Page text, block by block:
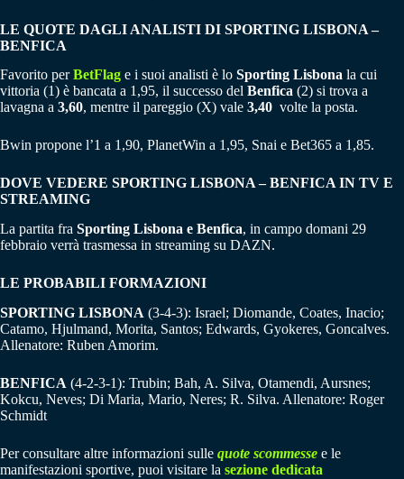
LE QUOTE DAGLI ANALISTI DI SPORTING LISBONA –
BENFICA
Favorito perBetFlag e i suoi analisti è lo Sporting Lisbona la cui
vittoria (1) è bancata a 1,95, il successo del Benfica (2) si trova a
lavagna a 3,60, mentre il pareggio (X) vale 3,40 volte la posta.
Bwin propone l’1 a 1,90, PlanetWin a 1,95, Snai e Bet365 a 1,85.
DOVE VEDERE SPORTING LISBONA – BENFICA IN TV E
STREAMING
La partita fra Sporting Lisbona e Benfica, in campo domani 29
febbraio verrà trasmessa in streaming su DAZN.
LE PROBABILI FORMAZIONI
SPORTING LISBONA (3-4-3): Israel; Diomande, Coates, Inacio;
Catamo, Hjulmand, Morita, Santos; Edwards, Gyokeres, Goncalves.
Allenatore: Ruben Amorim.
BENFICA (4-2-3-1): Trubin; Bah, A. Silva, Otamendi, Aursnes;
Kokcu, Neves; Di Maria, Mario, Neres; R. Silva. Allenatore: Roger
Schmidt
Per consultare altre informazioni sulle quote scommesse e le
manifestazioni sportive, puoi visitare la sezione dedicata